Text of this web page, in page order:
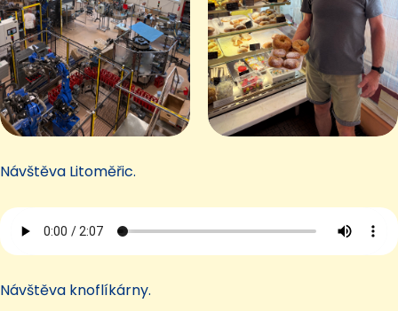
Návštěva Litoměřic.
Návštěva knoflíkárny.